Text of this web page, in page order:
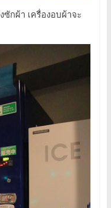
ซักผ้า เครื่องอบผ้าจะ